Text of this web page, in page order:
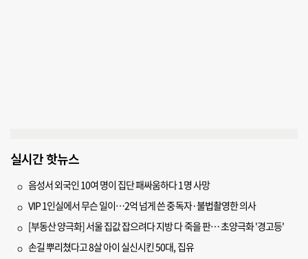
실시간 핫뉴스
음성서 외국인 10여 명이 집단 패싸움하다 1명 사망
VIP 1인실에서 무슨 일이…2억 넘게 쓴 중독자·불법촬영한 의사
[부동산 양극화] 서울 집값 잡으려다 지방 다 죽을 판… 초양극화 '경고등'
손길 뿌리쳤다고 8살 아이 실신시킨 50대, 집유